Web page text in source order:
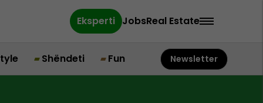
Eksperti JobsReal Estate
Shëndeti Fun Newsletter